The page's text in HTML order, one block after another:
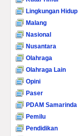
Lingkungan Hidup
Malang
Nasional
Nusantara
Olahraga
Olahraga Lain
Opini
Paser
PDAM Samarinda
Pemilu
Pendidikan